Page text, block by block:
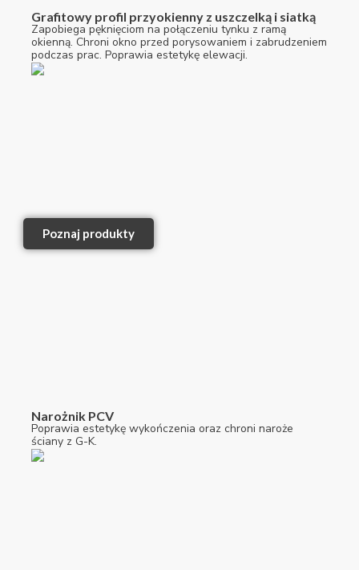
Grafitowy profil przyokienny z uszczelką i siatką
Zapobiega pęknięciom na połączeniu tynku z ramą
okienną. Chroni okno przed porysowaniem i zabrudzeniem
podczas prac. Poprawia estetykę elewacji.
Poznaj produkty
Narożnik PCV
Poprawia estetykę wykończenia oraz chroni naroże
ściany z G-K.